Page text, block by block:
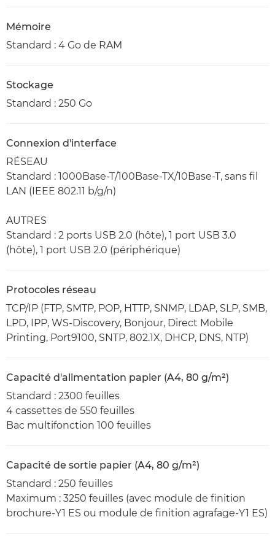
Mémoire
Standard : 4 Go de RAM
Stockage
Standard : 250 Go
Connexion d'interface
RÉSEAU
Standard : 1000Base-T/100Base-TX/10Base-T, sans fil
LAN (IEEE 802.11 b/g/n)
AUTRES
Standard : 2 ports USB 2.0 (hôte), 1 port USB 3.0
(hôte), 1 port USB 2.0 (périphérique)
Protocoles réseau
TCP/IP (FTP, SMTP, POP, HTTP, SNMP, LDAP, SLP, SMB,
LPD, IPP, WS-Discovery, Bonjour, Direct Mobile
Printing, Port9100, SNTP, 802.1X, DHCP, DNS, NTP)
Capacité d'alimentation papier (A4, 80 g/m²)
Standard : 2300 feuilles
4 cassettes de 550 feuilles
Bac multifonction 100 feuilles
Capacité de sortie papier (A4, 80 g/m²)
Standard : 250 feuilles
Maximum : 3250 feuilles (avec module de finition
brochure-Y1 ES ou module de finition agrafage-Y1 ES)